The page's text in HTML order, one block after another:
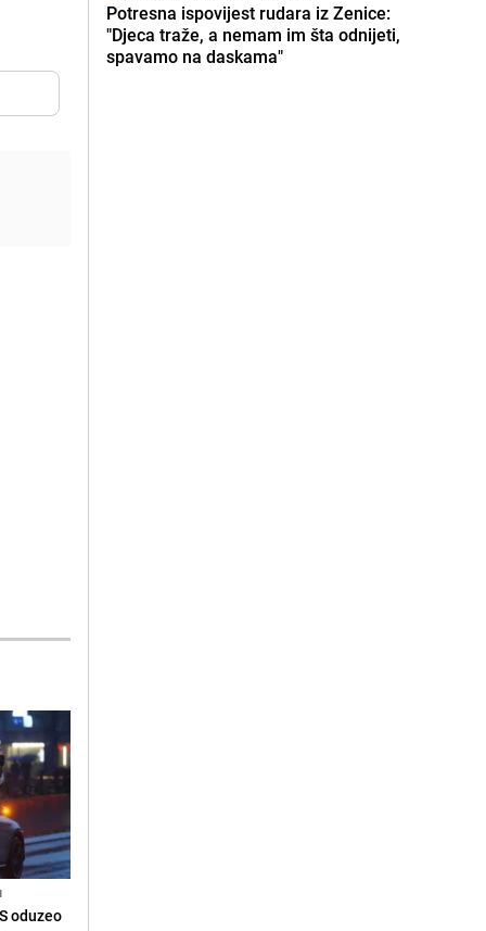
oduzeo
Potresna ispovijest rudara iz Zenice:
"Djeca traže, a nemam im šta odnijeti,
spavamo na daskama"